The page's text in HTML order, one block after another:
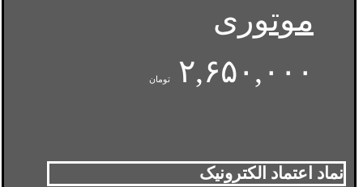
موتوری
۲,۶۵۰,۰۰۰
تومان
نماد اعتماد الکترونیک